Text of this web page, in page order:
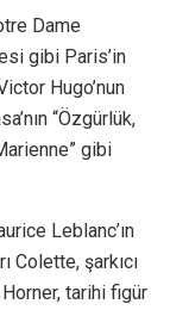
Dame
gibi Paris’in
Hugo’nun
“Özgürlük,
gibi
Leblanc’ın
Colette, şarkıcı
tarihi figür